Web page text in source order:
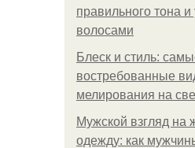
правильного тона и
волосами
Блеск и стиль:
востребованные
мелирования на
Мужской взгляд на
одежду: как